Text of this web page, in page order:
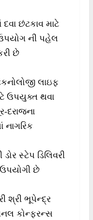
છંટકાવ માટે
ની પહેલ
છે
લાઇફ
ઉપયુક્ત થવા
દરાજના
નાગરિક
સ્ટેપ ડિલિવરી
છે
શ્રી ભૂપેન્દ્ર
કોન્ફરન્સ